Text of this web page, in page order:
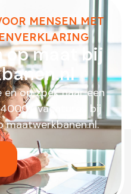
MENSEN MET
op maat bij
op zoek naar een
vacatures bij
maatwerkbanen.nl.